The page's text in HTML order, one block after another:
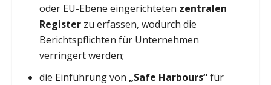
oder EU-Ebene eingerichteten zentralen
Registerzu erfassen, wodurch die
Berichtspflichten für Unternehmen
verringert werden;
die Einführung von „Safe Harbours“für